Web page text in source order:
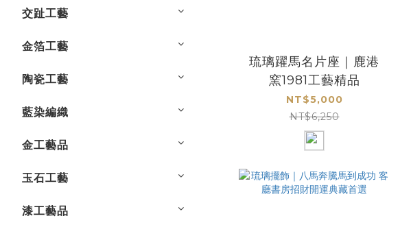
交趾工藝
金箔工藝
陶瓷工藝
藍染編織
金工藝品
玉石工藝
漆工藝品
琉璃躍馬名片座｜鹿港
窯1981工藝精品
NT$5,000
NT$6,250